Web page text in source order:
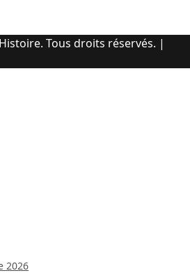
Tous droits réservés. |
2026